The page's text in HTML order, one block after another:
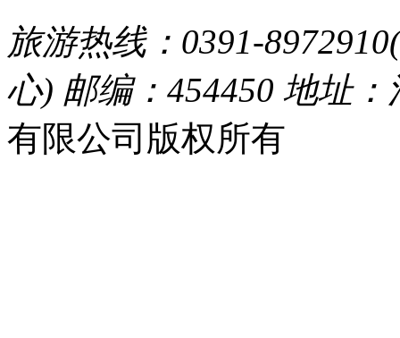
旅游热线：0391-
心) 邮编：454450 地址
有限公司版权所有